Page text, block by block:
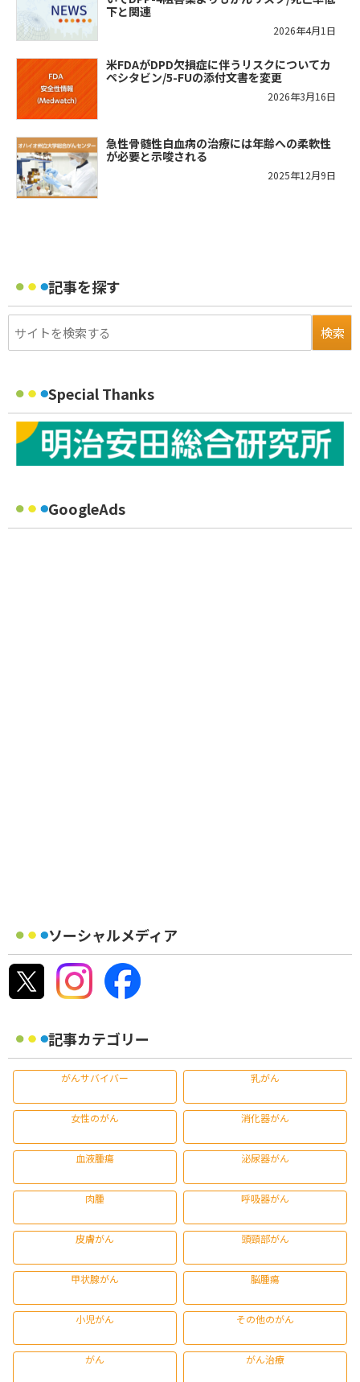
下と関連
2026年4月1日
米FDAがDPD欠損症に伴うリスクについてカ
ペシタビン/5-FUの添付文書を変更
2026年3月16日
急性骨髄性白血病の治療には年齢への柔軟性
が必要と示唆される
2025年12月9日
記事を探す
Special Thanks
GoogleAds
ソーシャルメディア
記事カテゴリー
がんサバイバー 乳がん
女性のがん 消化器がん
血液腫瘍 泌尿器がん
肉腫 呼吸器がん
皮膚がん 頭頸部がん
甲状腺がん 脳腫瘍
小児がん その他のがん
がん がん治療